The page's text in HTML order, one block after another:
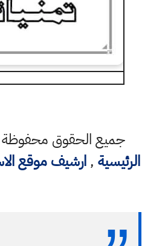
جميع الحقوق محفوظة
الرئيسية ,ارشيف موقع